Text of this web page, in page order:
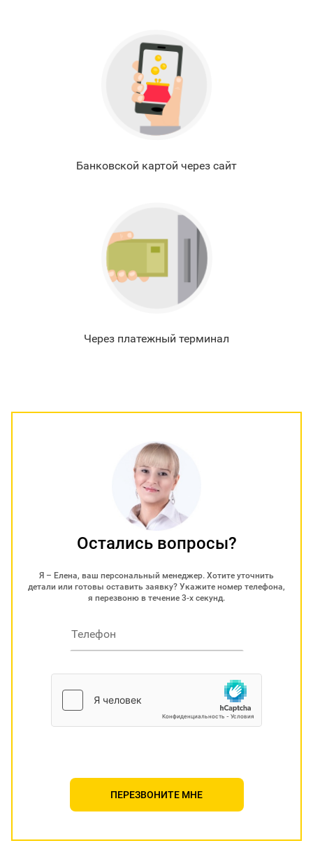
Банковской картой через сайт
Через платежный терминал
Остались вопросы?
Я – Елена, ваш персональный менеджер. Хотите уточнить
детали или готовы оставить заявку? Укажите номер телефона,
я перезвоню в течение 3-х секунд.
ПЕРЕЗВОНИТЕ МНЕ